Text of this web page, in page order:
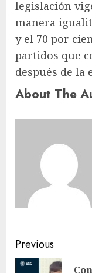
legislación
manera
y el 70 por
partidos que
después de la
About The
Previous